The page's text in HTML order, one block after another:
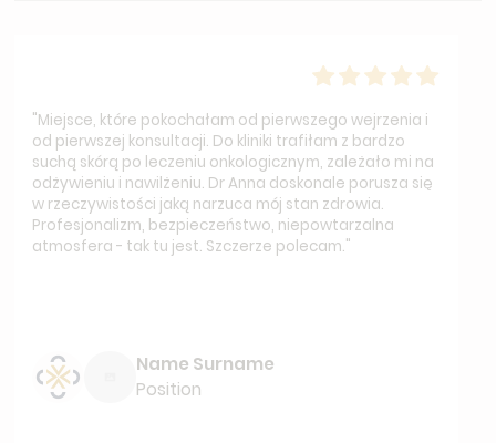
"Miejsce, które pokochałam od pierwszego wejrzenia i
od pierwszej konsultacji. Do kliniki trafiłam z bardzo
suchą skórą po leczeniu onkologicznym, zależało mi na
odżywieniu i nawilżeniu. Dr Anna doskonale porusza się
w rzeczywistości jaką narzuca mój stan zdrowia.
Profesjonalizm, bezpieczeństwo, niepowtarzalna
atmosfera - tak tu jest. Szczerze polecam."
Name Surname
Position